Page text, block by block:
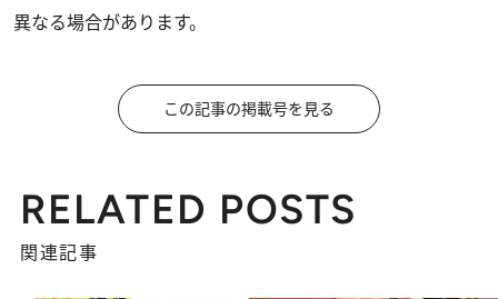
異なる場合があります。
この記事の掲載号を見る
RELATED POSTS
関連記事